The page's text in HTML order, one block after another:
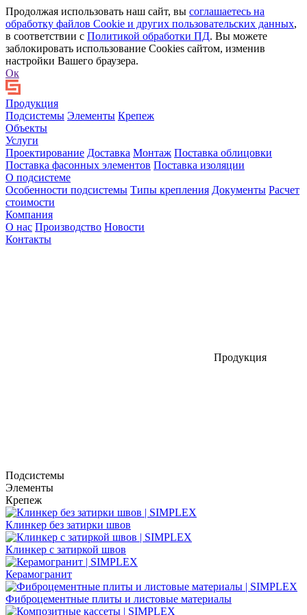
Продолжая использовать наш сайт, вы соглашаетесь на
обработку файлов Сookie и других пользовательских данных,
в соответствии с Политикой обработки ПД. Вы можете
заблокировать использование Cookies сайтом, изменив
настройки Вашего браузера.
Ок
Продукция
Подсистемы Элементы Крепеж
Объекты
Услуги
Проектирование Доставка Монтаж Поставка облицовки
Поставка фасонных элементов Поставка изоляции
О подсистеме
Особенности подсистемы Типы крепления Документы Расчет
стоимости
Компания
О нас Производство Новости
Контакты
Продукция
Подсистемы
Элементы
Крепеж
Клинкер без затирки швов
Клинкер с затиркой швов
Керамогранит
Фиброцементные плиты и листовые материалы